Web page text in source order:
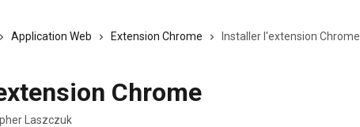
Application Web Extension Chrome Installer l'extension Chrome
Chrome
Laszczuk